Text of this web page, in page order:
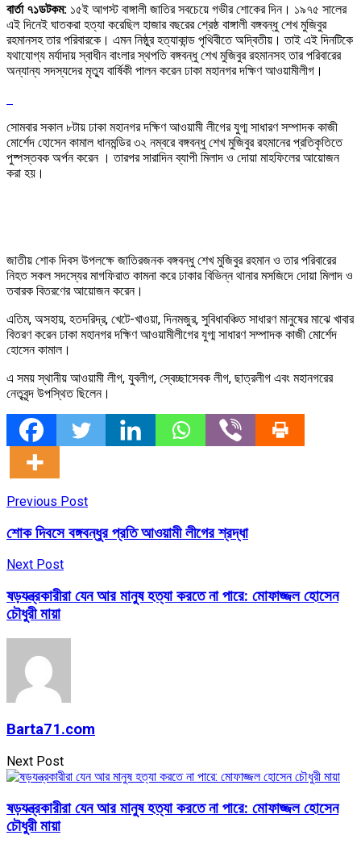
বার্তা ৭১ডটকম: ১৫ই আগস্ট বাঙ্গালী জাতির সবচেয়ে গভীর শোকের দিন। ১৯৭৫ সালের
এই দিনেই ঘাতকরা হত্যা করেছিল হাজার বছরের শ্রেষ্ঠ বাঙ্গালী বঙ্গবন্ধু শেখ মুজিবুর
রহমানসহ তার পরিবারকে। এমন নিষ্ঠুর হত্যাকান্ড পৃথিবীতে অদ্বিতীয়। তাই এই দিনটিকে
যথাযোগ্য মর্যাদায় স্বাধীন বাংলার স্থপতি বঙ্গবন্ধু শেখ মুজিবুর রহমানসহ তার পরিবারের
অন্যান্য সদস্যদের মৃত্যু বার্ষিকী পালন করেন ঢাকা মহানগর দক্ষিণ আওয়ামীলীগ।
সোমবার সকাল ৮টায় ঢাকা মহানগর দক্ষিণ আওয়ামী লীগের যুগ্ম সাধারণ সম্পাদক কাজী
মোর্শেদ হোসেন কামাল ধানমন্ডির ৩২ নম্বরে বঙ্গবন্ধু শেখ মুজিবুর রহমানের প্রতিকৃতিতে
পুষ্পস্তবক অর্পন করেন । তারপর সারাদিন ব্যাপী মিলাদ ও দোয়া মাহফিলের আয়োজন
করা হয়।
জাতীয় শোক দিবস উপলক্ষে জাতিরজনক বঙ্গবন্ধু শেখ মুজিবুর রহমান ও তার পরিবারের
নিহত সকল সদস্যের মাগফিরাত কামনা করে ঢাকার বিভিন্ন থানার মসজিদে দোয়া মিলাদ ও
তবারক বিতরণের আয়োজন করেন।
এতিম, অসহায়, হতদরিদ্র, খেটে-খাওয়া, দিনমজুর, সুবিধাবঞ্চিত সাধারণ মানুষের মাঝে খাবার
বিতরণ করেন ঢাকা মহানগর দক্ষিণ আওয়ামীলীগের যুগ্ম সাধারণ সম্পাদক কাজী মোর্শেদ
হোসেন কামাল।
এ সময় স্থানীয় আওয়ামী লীগ, যুবলীগ, স্বেচ্ছাসেবক লীগ, ছাত্রলীগ এবং মহানগরের
নেতৃবৃন্দ উপস্থিত ছিলেন।
Previous Post
শোক দিবসে বঙ্গবন্ধুর প্রতি আওয়ামী লীগের শ্রদ্ধা
Next Post
ষড়যন্ত্রকারীরা যেন আর মানুষ হত্যা করতে না পারে: মোফাজ্জল হোসেন
চৌধুরী মায়া
Barta71.com
Next Post
ষড়যন্ত্রকারীরা যেন আর মানুষ হত্যা করতে না পারে: মোফাজ্জল হোসেন
চৌধুরী মায়া